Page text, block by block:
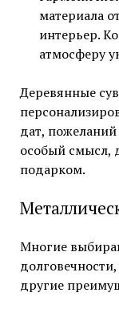
материала
интерьер.
атмосферу
Деревянные
дат,
особый смысл,
подарком.
Многие
другие